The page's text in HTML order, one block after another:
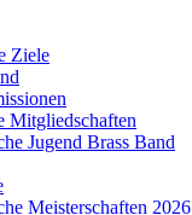
Ziele
Mitgliedschaften
Jugend Brass Band
Meisterschaften 2026